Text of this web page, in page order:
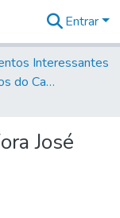
Entrar
Interessantes
Volume 70 - Ofícios do Capitão General Martins Lopes de Saldanha aos diversos funcionários da Capitania (1775-1776)
José